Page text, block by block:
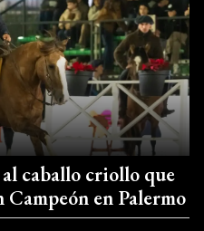
caballo criollo que
Campeón en Palermo